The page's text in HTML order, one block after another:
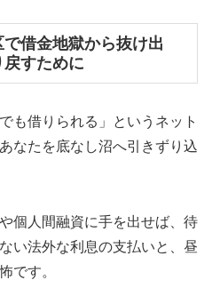
借金地獄から抜け出
戻すために
も借りられる」というネット
なたを底なし沼へ引きずり込
個人間融資に手を出せば、待
い法外な利息の支払いと、昼
です。